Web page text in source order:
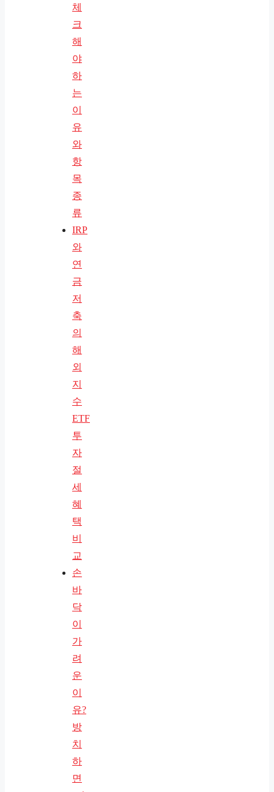
체
크
해
야
하
는
이
유
와
항
목
종
류
IRP
와
연
금
저
축
의
해
외
지
수
ETF
투
자
절
세
혜
택
비
교
손
바
닥
이
가
려
운
이
유?
방
치
하
면